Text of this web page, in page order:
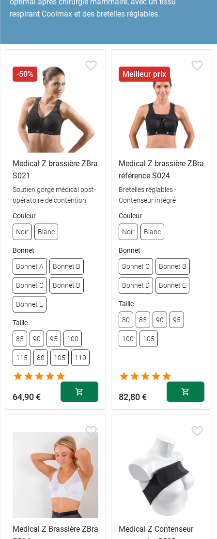
respirant Coolmax et des bretelles réglables.
-50%
Medical Z brassière ZBra
S021
Soutien gorge médical post-
opératoire de contention
Couleur
Noir Blanc
Bonnet
Bonnet A Bonnet B
Bonnet C Bonnet D
Bonnet E
Taille
85 90 95 100
115 80 105 110
64,90 €
64,90 €
Noir - Bonnet
64,90 €
64,90 €
Noir - Bonnet
Meilleur prix
Medical Z brassière ZBra
référence S024
Bretelles réglables -
Contenseur intégré
Couleur
Noir Blanc
Bonnet
Bonnet C Bonnet B
Bonnet D Bonnet E
Taille
80 85 90 95
100 105
82,80 €
82,80 €
Noir - Bonnet
82,80 €
Noir - Bonnet
Noir - Bonnet
Medical Z Brassière ZBra
Medical Z Contenseur